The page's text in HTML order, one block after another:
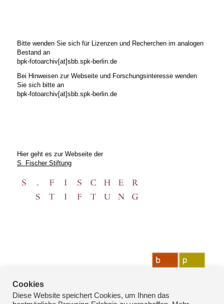
Bitte wenden Sie sich für Lizenzen und Recherchen im analogen
Bestand an
bpk-fotoarchiv[at]sbb.spk-berlin.de
Bei Hinweisen zur Webseite und Forschungsinteresse wenden
Sie sich bitte an
bpk-fotoarchiv[at]sbb.spk-berlin.de
Hier geht es zur Webseite der
S. Fischer Stiftung
Cookies
Diese Website speichert Cookies, um Ihnen das